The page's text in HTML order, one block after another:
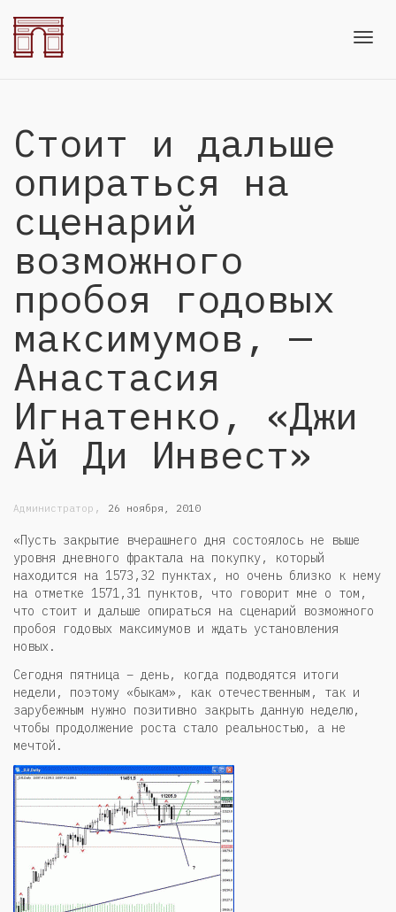
Стоит и дальше
опираться на
сценарий
возможного
пробоя годовых
максимумов, —
Анастасия
Игнатенко, «Джи
Ай Ди Инвест»
Администратор , 26 ноября, 2010
«Пусть закрытие вчерашнего дня состоялось не выше
уровня дневного фрактала на покупку, который
находится на 1573,32 пунктах, но очень близко к нему
на отметке 1571,31 пунктов, что говорит мне о том,
что стоит и дальше опираться на сценарий возможного
пробоя годовых максимумов и ждать установления
новых.
Сегодня пятница – день, когда подводятся итоги
недели, поэтому «быкам», как отечественным, так и
зарубежным нужно позитивно закрыть данную неделю,
чтобы продолжение роста стало реальностью, а не
мечтой.